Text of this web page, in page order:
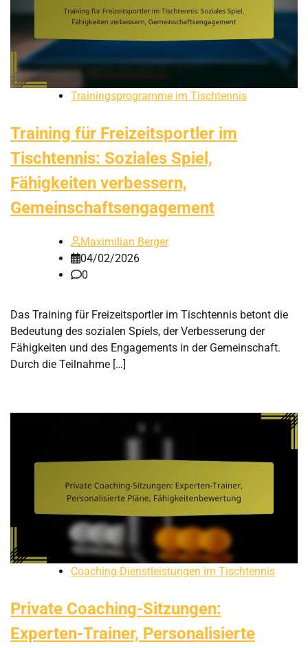
Trainingsprogramme im Tischtennis
Training für Freizeitsportler im
Tischtennis: Soziales Spiel,
Fähigkeiten verbessern,
Gemeinschaftsengagement
Maximilian Berger
04/02/2026
0
Das Training für Freizeitsportler im Tischtennis betont die
Bedeutung des sozialen Spiels, der Verbesserung der
Fähigkeiten und des Engagements in der Gemeinschaft.
Durch die Teilnahme […]
Coaching-Dienstleistungen im Tischtennis
Private Coaching-Sitzungen:
Experten-Trainer, Personalisierte